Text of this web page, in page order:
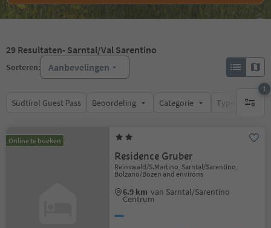
29 Resultaten- Sarntal/Val Sarentino
Sorteren: Aanbevelingen
Südtirol Guest Pass Beoordeling Categorie Type catering
1
1
Online te boeken
Residence Gruber
Reinswald/S.Martino, Sarntal/Sarentino,
Bolzano/Bozen and environs
6.9 km van Sarntal/Sarentino
Centrum